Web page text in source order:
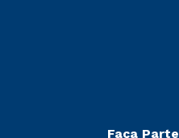
Faça Parte